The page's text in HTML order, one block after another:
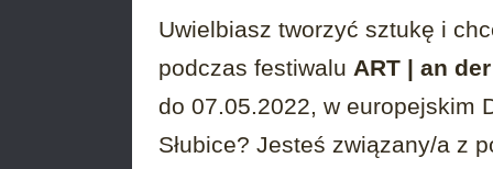
Uwielbiasz tworzyć sztukę i
podczas festiwalu ART | an
do 07.05.2022, w europejskim
Słubice? Jesteś związany/a z